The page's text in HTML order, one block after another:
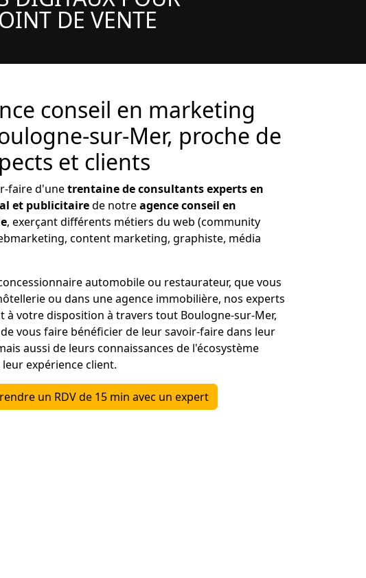
DE VENTE
conseil en marketing
sur-Mer, proche de
et clients
faire d'unetrentaine de consultants experts en
et publicitairede notreagence conseil en
, exerçant différents métiers du web (community
content marketing, graphiste, média
automobile ou restaurateur, que vous
ou dans une agence immobilière, nos experts
à votre disposition à travers tout Boulogne-sur-Mer,
vous faire bénéficier de leur savoir-faire dans leur
aussi de leurs connaissances de l'écosystème
expérience client.
un RDV de 15 min avec un expert